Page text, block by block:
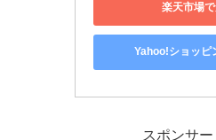
楽天市場
Yahoo!ショッピ
スポンサー